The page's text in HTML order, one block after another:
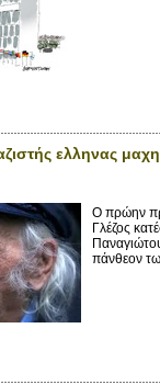
ελληνας
Ο πρώην
Γλέζος
πάνθεον